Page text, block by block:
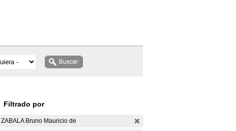
Filtrado por
ZABALA Bruno Mauricio de